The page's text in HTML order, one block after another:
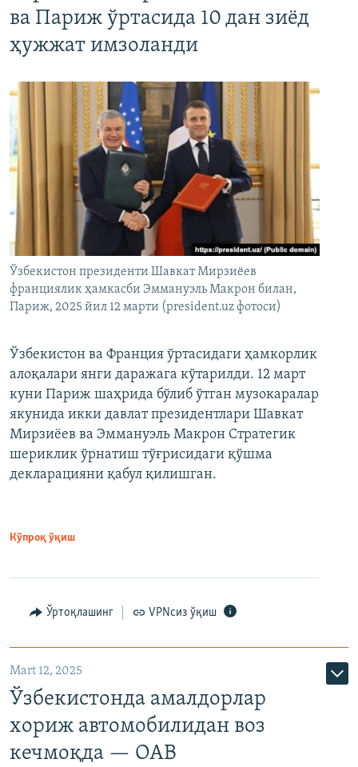
ва Париж ўртасида 10 дан зиёд
ҳужжат имзоланди
Ўзбекистон президенти Шавкат Мирзиёев
франциялик ҳамкасби Эммануэль Макрон билан,
Париж, 2025 йил 12 марти (president.uz фотоси)
Ўзбекистон ва Франция ўртасидаги ҳамкорлик
алоқалари янги даражага кўтарилди. 12 март
куни Париж шаҳрида бўлиб ўтган музокаралар
якунида икки давлат президентлари Шавкат
Мирзиёев ва Эммануэль Макрон Стратегик
шериклик ўрнатиш тўғрисидаги қўшма
декларацияни қабул қилишган.
Кўпроқ ўқиш
Ўртоқлашинг VPNсиз ўқиш
Mart 12, 2025
Ўзбекистонда амалдорлар
хориж автомобилидан воз
кечмоқда — ОАВ